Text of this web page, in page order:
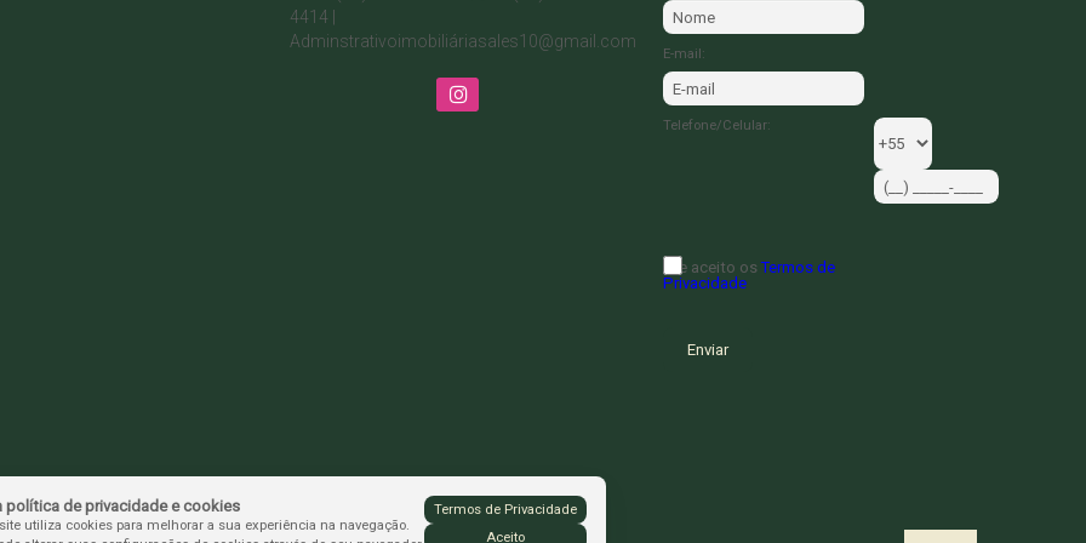
política de privacidade e cookies
utiliza cookies para melhorar a sua experiência na navegação.
Termos de Privacidade
Aceito
4414 |
Adminstrativoimobiliáriasales10@gmail.com
E-mail:
Telefone/Celular:
Li e aceito os Termos de
Privacidade